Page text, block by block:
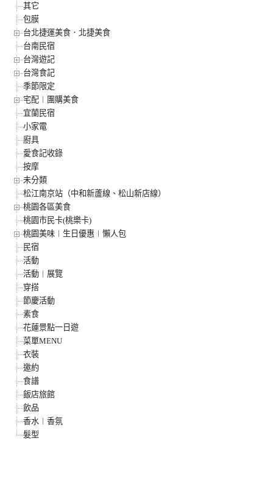
其它
包膜
台北捷運美食．北捷美食
台南民宿
台灣遊記
台灣食記
季節限定
宅配︱團購美食
宜蘭民宿
小家電
廚具
愛食記收錄
按摩
未分類
松江南京站（中和新蘆線、松山新店線）
桃園各區美食
桃園市民卡(桃樂卡)
桃園美味︱生日優惠︱懶人包
民宿
活動
活動︱展覽
穿搭
節慶活動
素食
花蓮景點一日遊
菜單MENU
衣裝
邀約
食譜
飯店旅館
飲品
香水︱香氛
髮型